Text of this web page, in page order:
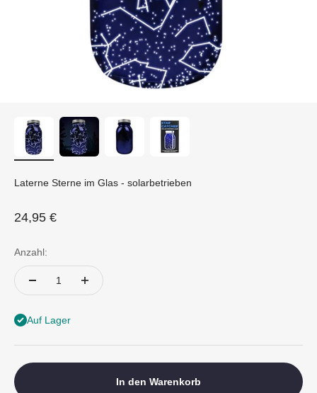
Laterne Sterne im Glas - solarbetrieben
Angebot
24,95 €
Anzahl:
Auf Lager
In den Warenkorb